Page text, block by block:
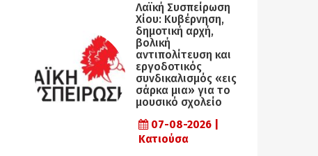
Λαϊκή Συσπείρωση
Χίου: Κυβέρνηση,
δημοτική αρχή,
βολική
αντιπολίτευση και
εργοδοτικός
συνδικαλισμός «εις
σάρκα μια» για το
μουσικό σχολείο
07-08-2026 |
Κατιούσα